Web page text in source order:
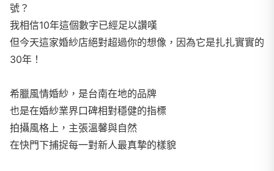
號？
我相信10年這個數字已經足以讚嘆
但今天這家婚紗店絕對超過你的想像，因為它是扎扎實實的
30年！
希臘風情婚紗，是台南在地的品牌
也是在婚紗業界口碑相對穩健的指標
拍攝風格上，主張溫馨與自然
在快門下捕捉每一對新人最真摯的樣貌